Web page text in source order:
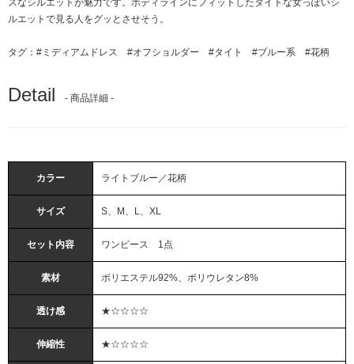
スなシルエットが魅力です。ボディラインにフィットしたタイトな女っぽいシ
ルエットで見る人をグッとさせそう。
タグ： #ミディアムドレス #オフショルダー #タイト #ブルー系 #花柄
Detail - 商品詳細 -
カラー ライトブルー／花柄
サイズ S、M、L、XL
セット内容 ワンピース 1点
素材 ポリエステル92%、ポリウレタン8%
透け感 ★☆☆☆☆
伸縮性 ★☆☆☆☆